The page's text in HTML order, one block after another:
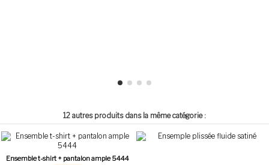
12 autres produits dans la même catégorie :
Ensemble t-shirt + pantalon ample 5444